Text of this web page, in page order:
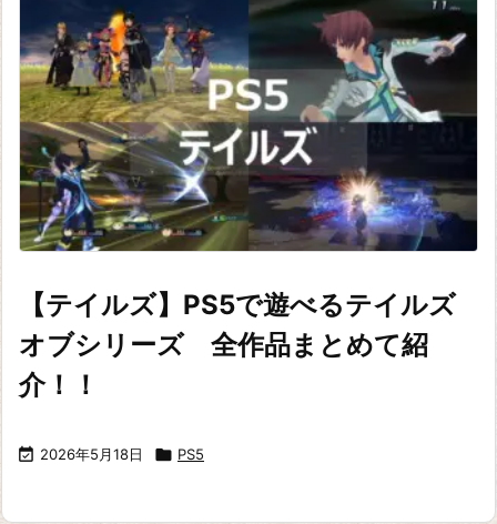
【テイルズ】PS5で遊べるテイルズ
オブシリーズ 全作品まとめて紹
介！！
 2026年5月18日  PS5